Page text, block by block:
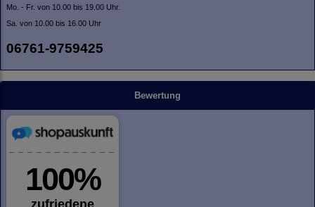
Mo. - Fr. von 10.00 bis 19.00 Uhr.
Sa. von 10.00 bis 16.00 Uhr
06761-9759425
Bewertung